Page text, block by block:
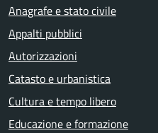
Anagrafe e stato civile
Appalti pubblici
Autorizzazioni
Catasto e urbanistica
Cultura e tempo libero
Educazione e formazione